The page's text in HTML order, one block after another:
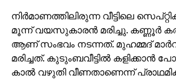
നിര്‍മാണത്തിലിരുന്ന വീട്ടിലെ
മൂന്ന് വയസുകാരന്‍ മരിച്ചു. കണ്ണൂര്‍
ആണ് സംഭവം നടന്നത്. മുഹമ്മദ്
മരിച്ചത്. കുടുംബവീട്ടില്‍ കളിക്കാന്‍
കാല്‍ വഴുതി വീണതാണെന്ന്